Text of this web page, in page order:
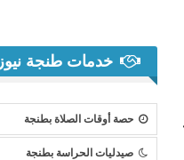
خدمات طنجة نيوز
حصة أوقات الصلاة بطنجة
صيدليات الحراسة بطنجة